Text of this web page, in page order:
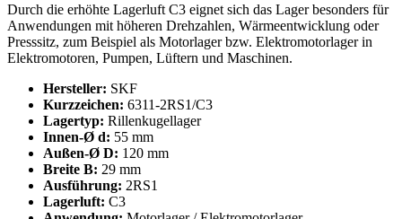
Durch die erhöhte Lagerluft C3 eignet sich das Lager besonders für
Anwendungen mit höheren Drehzahlen, Wärmeentwicklung oder
Presssitz, zum Beispiel als Motorlager bzw. Elektromotorlager in
Elektromotoren, Pumpen, Lüftern und Maschinen.
Hersteller: SKF
Kurzzeichen: 6311-2RS1/C3
Lagertyp: Rillenkugellager
Innen-Ø d: 55 mm
Außen-Ø D: 120 mm
Breite B: 29 mm
Ausführung: 2RS1
Lagerluft: C3